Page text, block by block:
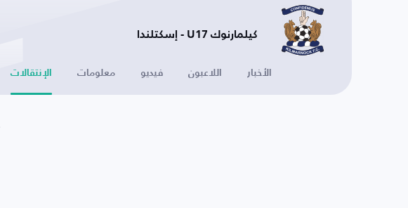
كيلمارنوك U17 - إسكتلندا
الأخبار اللاعبون فيديو معلومات الإنتقالات